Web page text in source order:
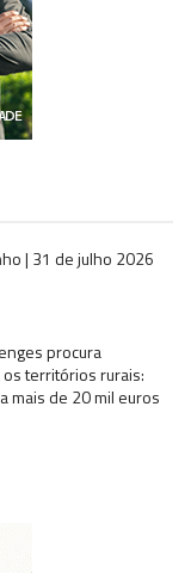
| 31 de julho 2026
procura
territórios rurais:
mais de 20 mil euros